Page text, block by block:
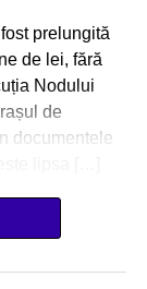
prelungită
de lei, fără
Nodului
de
documentele